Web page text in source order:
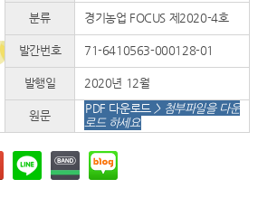
분류
경기농업 FOCUS 제2020-4호
발간번호 71-6410563-000128-01
발행일 2020년 12월
원문
PDF 다운로드 > 첨부파일을 다운
로드 하세요